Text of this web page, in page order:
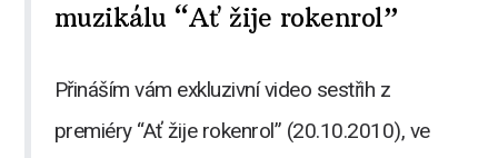
muzikálu “Ať žije rokenrol”
Přináším vám exkluzivní video sestřih z
premiéry “Ať žije rokenrol” (20.10.2010), ve